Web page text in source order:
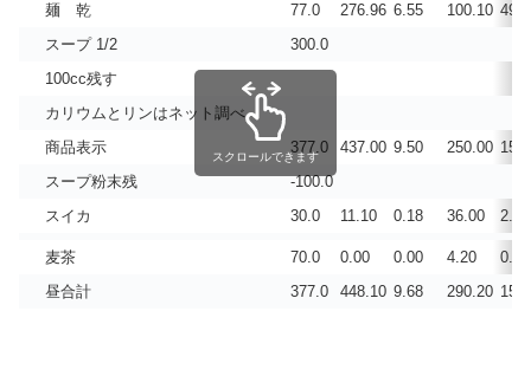
麺 乾
77.0 276.96 6.55 100.10
スープ 1/2
300.0
100cc残す
カリウムとリンはネット調べ
商品表示
377.0 437.00 9.50 250.00
スープ粉末残
-100.0
スイカ
30.0 11.10 0.18 36.00 2.40
麦茶 70.0 0.00 0.00 4.20
0.70
昼合計
377.0 448.10 9.68 290.20
スクロールできます